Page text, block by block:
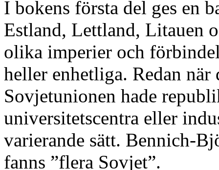
I bokens första del ges en
Estland, Lettland, Litauen
olika imperier och
heller enhetliga. Redan
Sovjetunionen hade
universitetscentra eller
varierande sätt. Bennich-
fanns ”flera Sovjet”.